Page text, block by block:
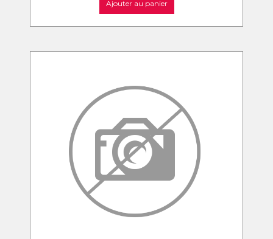
Ajouter au panier